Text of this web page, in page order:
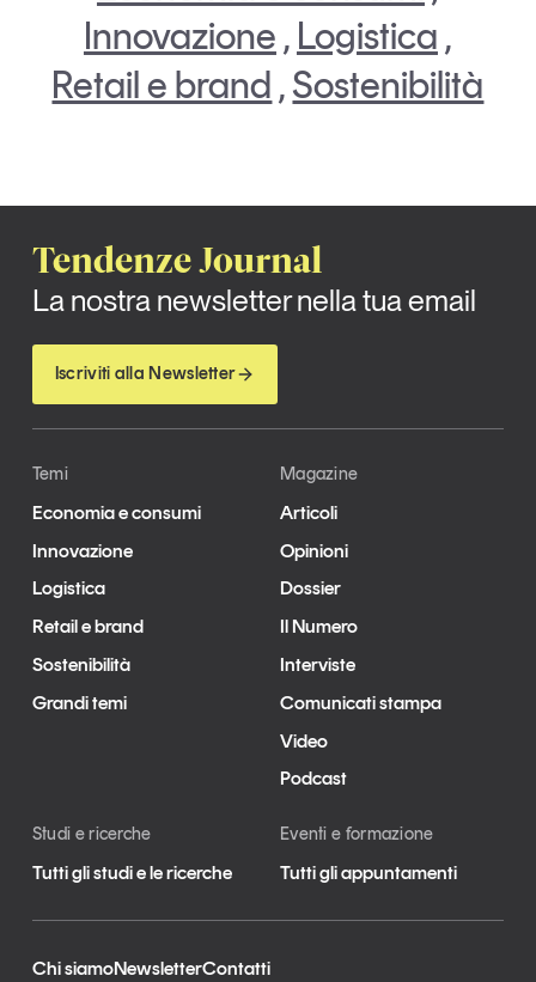
Innovazione , Logistica ,
Retail e brand ,Sostenibilità
Tendenze Journal
La nostra newsletter nella tua email
Iscriviti alla Newsletter
Temi
Economia e consumi
Innovazione
Logistica
Retail e brand
Sostenibilità
Grandi temi
Magazine
Articoli
Opinioni
Dossier
Il Numero
Interviste
Comunicati stampa
Video
Podcast
Studi e ricerche
Tutti gli studi e le ricerche
Eventi e formazione
Tutti gli appuntamenti
Chi siamoNewsletterContatti